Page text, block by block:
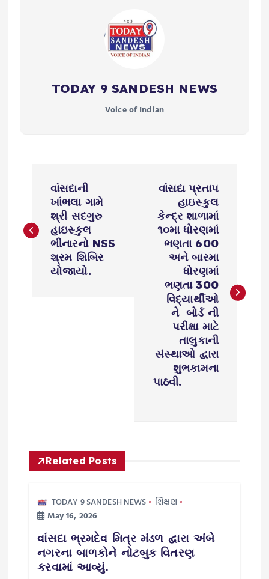
TODAY 9 SANDESH NEWS
Voice of Indian
s
a
t
વાંસદાની
ખાંભલા ગામે
શ્રી સદગુરુ
હાઇસ્કુલ
ભીનારનો NSS
શ્રમ શિબિર
યોજાયો.
વાંસદા પ્રતાપ
હાઇસ્કુલ
કેન્દ્ર શાળામાં
૧૦મા ધોરણમાં
ભણતા 600
અને બારમા
ધોરણમાં
ભણતા 300
વિદ્યાર્થીઓ
ને બોર્ડ ની
પરીક્ષા માટે
તાલુકાની
સંસ્થાઓ દ્વારા
શુભકામના
પાઠવી.
Related Posts
TODAY 9 SANDESH NEWS
શિક્ષણ
May 16, 2026
વાંસદા ભ્રમદેવ મિત્ર મંડળ દ્વારા અંબે
નગરના બાળકોને નોટબુક વિતરણ
કરવામાં આવ્યું.